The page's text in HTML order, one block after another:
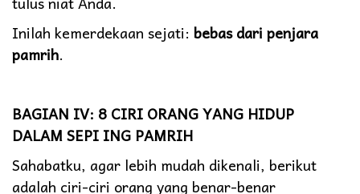
Inilah kemerdekaan sejati: bebas dari penjara
pamrih.
BAGIAN IV: 8 CIRI ORANG YANG HIDUP
DALAM SEPI ING PAMRIH
Sahabatku, agar lebih mudah dikenali, berikut
adalah ciri-ciri orang yang benar-benar